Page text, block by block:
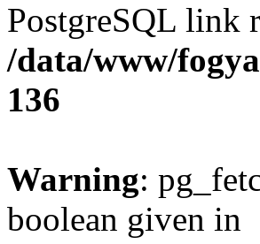
PostgreSQL link
/data/www/
136
Warning:
boolean given in